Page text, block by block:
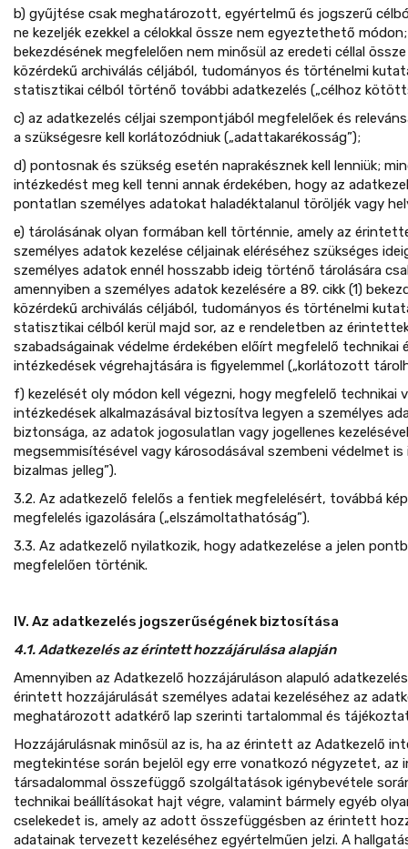
b) gyűjtése csak meghatározott, egyértelmű és jogszerű
ne kezeljék ezekkel a célokkal össze nem egyeztethető módon;
bekezdésének megfelelően nem minősül az eredeti céllal
közérdekű archiválás céljából, tudományos és történelmi
statisztikai célból történő további adatkezelés („célhoz
c) az adatkezelés céljai szempontjából megfelelőek és
a szükségesre kell korlátozódniuk („adattakarékosság”);
d) pontosnak és szükség esetén naprakésznek kell lenniük;
intézkedést meg kell tenni annak érdekében, hogy az
pontatlan személyes adatokat haladéktalanul töröljék vagy
e) tárolásának olyan formában kell történnie, amely az
személyes adatok kezelése céljainak eléréséhez szükséges
személyes adatok ennél hosszabb ideig történő tárolására
amennyiben a személyes adatok kezelésére a 89. cikk (1)
közérdekű archiválás céljából, tudományos és történelmi
statisztikai célból kerül majd sor, az e rendeletben az
szabadságainak védelme érdekében előírt megfelelő technikai
intézkedések végrehajtására is figyelemmel („korlátozott
f) kezelését oly módon kell végezni, hogy megfelelő technikai
intézkedések alkalmazásával biztosítva legyen a személyes
biztonsága, az adatok jogosulatlan vagy jogellenes
megsemmisítésével vagy károsodásával szembeni védelmet
bizalmas jelleg”).
3.2. Az adatkezelő felelős a fentiek megfelelésért, továbbá
megfelelés igazolására („elszámoltathatóság”).
3.3. Az adatkezelő nyilatkozik, hogy adatkezelése a jelen
megfelelően történik.
IV. Az adatkezelés jogszerűségének biztosítása
4.1. Adatkezelés az érintett hozzájárulása alapján
Amennyiben az Adatkezelő hozzájáruláson alapuló
érintett hozzájárulását személyes adatai kezeléséhez az
meghatározott adatkérő lap szerinti tartalommal és
Hozzájárulásnak minősül az is, ha az érintett az Adatkezelő
megtekintése során bejelöl egy erre vonatkozó négyzetet, az
társadalommal összefüggő szolgáltatások igénybevétele
technikai beállításokat hajt végre, valamint bármely egyéb
cselekedet is, amely az adott összefüggésben az érintett
adatainak tervezett kezeléséhez egyértelműen jelzi. A